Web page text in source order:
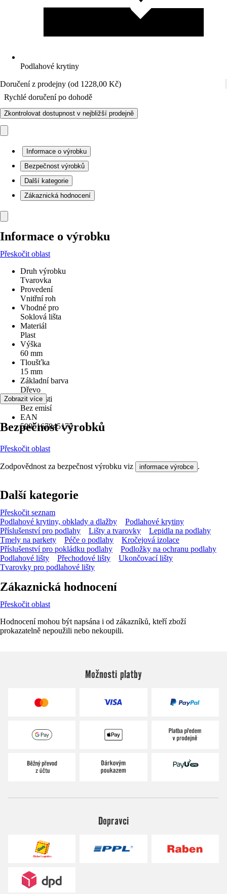
Podlahové krytiny
Doručení z prodejny (od 1228,00 Kč)
Rychlé doručení po dohodě
Zkontrolovat dostupnost v nejbližší prodejně
Informace o výrobku
Bezpečnost výrobků
Další kategorie
Zákaznická hodnocení
Informace o výrobku
Přeskočit oblast
Druh výrobku
Tvarovka
Provedení
Vnitřní roh
Vhodné pro
Soklová lišta
Materiál
Plast
Výška
60 mm
Tloušťka
15 mm
Základní barva
Dřevo
Vlastnosti
Bez emisí
EAN
5905167845172
Zobrazit více
Bezpečnost výrobků
Přeskočit oblast
Zodpovědnost za bezpečnost výrobku viz informace výrobce .
Další kategorie
Přeskočit seznam
Podlahové krytiny, obklady a dlažby
Podlahové krytiny
Příslušenství pro podlahy
Lišty a tvarovky
Lepidla na podlahy
Tmely na parkety
Péče o podlahy
Kročejová izolace
Příslušenství pro pokládku podlahy
Podložky na ochranu podlahy
Podlahové lišty
Přechodové lišty
Ukončovací lišty
Tvarovky pro podlahové lišty
Zákaznická hodnocení
Přeskočit oblast
Hodnocení mohou být napsána i od zákazníků, kteří zboží
prokazatelně nepoužili nebo nekoupili.
Možnosti platby
Dopravci